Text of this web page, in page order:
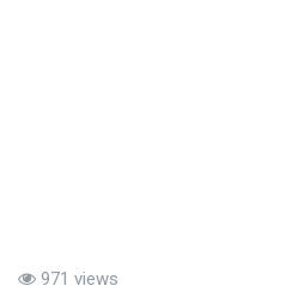
971 views